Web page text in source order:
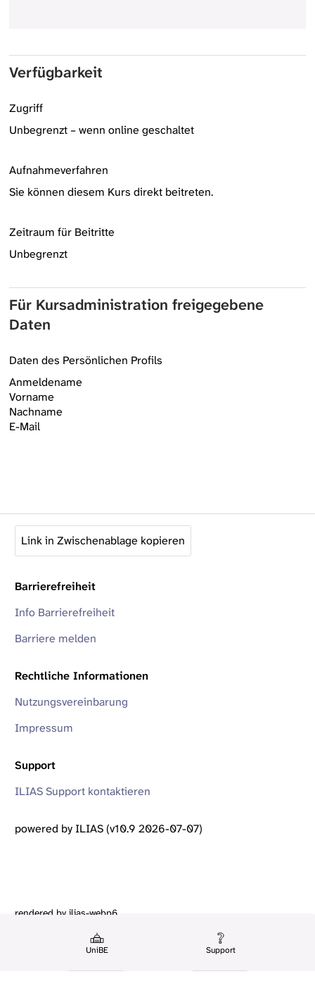
UniBE Support
Verfügbarkeit
Zugriff
Unbegrenzt – wenn online geschaltet
Aufnahmeverfahren
Sie können diesem Kurs direkt beitreten.
Zeitraum für Beitritte
Unbegrenzt
Für Kursadministration freigegebene
Daten
Daten des Persönlichen Profils
Anmeldename
Vorname
Nachname
E-Mail
Link in Zwischenablage kopieren
Barrierefreiheit
Info Barrierefreiheit
Barriere melden
Rechtliche Informationen
Nutzungsvereinbarung
Impressum
Support
ILIAS Support kontaktieren
powered by ILIAS (v10.9 2026-07-07)
rendered by ilias-webp6